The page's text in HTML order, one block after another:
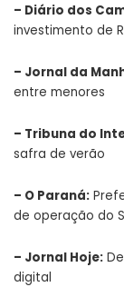
– Diário dos
investimento de
– Jornal da
entre menores
– Tribuna do
safra de verão
– O Paraná:
de operação do
– Jornal Hoje:
digital